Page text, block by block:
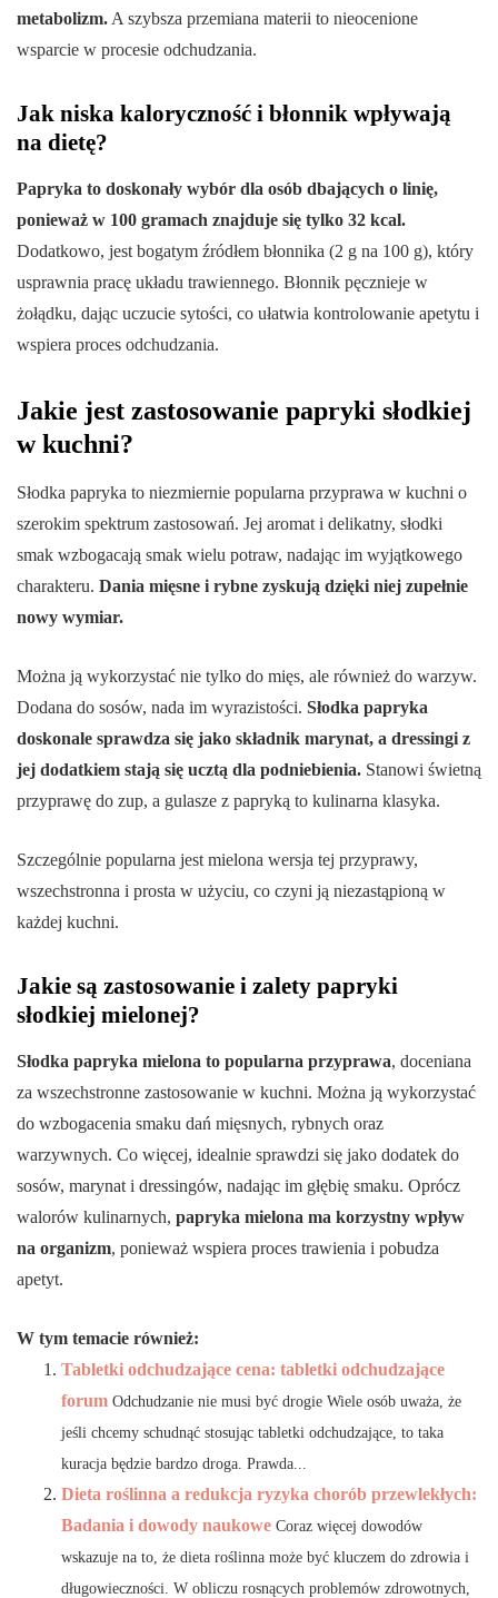
metabolizm. A szybsza przemiana materii to nieocenione
wsparcie w procesie odchudzania.
Jak niska kaloryczność i błonnik wpływają
na dietę?
Papryka to doskonały wybór dla osób dbających o linię,
ponieważ w 100 gramach znajduje się tylko 32 kcal.
Dodatkowo, jest bogatym źródłem błonnika (2 g na 100 g), który
usprawnia pracę układu trawiennego. Błonnik pęcznieje w
żołądku, dając uczucie sytości, co ułatwia kontrolowanie apetytu i
wspiera proces odchudzania.
Jakie jest zastosowanie papryki słodkiej
w kuchni?
Słodka papryka to niezmiernie popularna przyprawa w kuchni o
szerokim spektrum zastosowań. Jej aromat i delikatny, słodki
smak wzbogacają smak wielu potraw, nadając im wyjątkowego
charakteru. Dania mięsne i rybne zyskują dzięki niej zupełnie
nowy wymiar.
Można ją wykorzystać nie tylko do mięs, ale również do warzyw.
Dodana do sosów, nada im wyrazistości. Słodka papryka
doskonale sprawdza się jako składnik marynat, a dressingi z
jej dodatkiem stają się ucztą dla podniebienia. Stanowi świetną
przyprawę do zup, a gulasze z papryką to kulinarna klasyka.
Szczególnie popularna jest mielona wersja tej przyprawy,
wszechstronna i prosta w użyciu, co czyni ją niezastąpioną w
każdej kuchni.
Jakie są zastosowanie i zalety papryki
słodkiej mielonej?
Słodka papryka mielona to popularna przyprawa, doceniana
za wszechstronne zastosowanie w kuchni. Można ją wykorzystać
do wzbogacenia smaku dań mięsnych, rybnych oraz
warzywnych. Co więcej, idealnie sprawdzi się jako dodatek do
sosów, marynat i dressingów, nadając im głębię smaku. Oprócz
walorów kulinarnych, papryka mielona ma korzystny wpływ
na organizm, ponieważ wspiera proces trawienia i pobudza
apetyt.
W tym temacie również:
Tabletki odchudzające cena: tabletki odchudzające
forum Odchudzanie nie musi być drogie Wiele osób uważa, że
jeśli chcemy schudnąć stosując tabletki odchudzające, to taka
kuracja będzie bardzo droga. Prawda...
Dieta roślinna a redukcja ryzyka chorób przewlekłych:
Badania i dowody naukowe Coraz więcej dowodów
wskazuje na to, że dieta roślinna może być kluczem do zdrowia i
długowieczności. W obliczu rosnących problemów zdrowotnych,